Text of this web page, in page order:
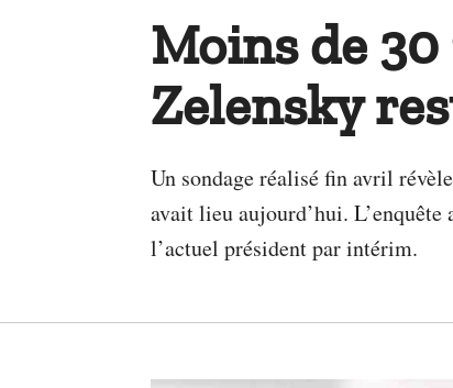
Moins de
Zelensky
Un sondage réalisé fin avril
avait lieu aujourd’hui.
l’actuel président par intérim.